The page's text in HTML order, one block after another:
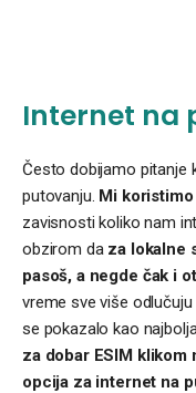
Internet na
Često dobijamo pitanje
putovanju. Mi
zavisnosti koliko nam
obzirom da za lokalne
pasoš, a negde čak i
vreme sve više
se pokazalo kao
za dobar ESIM klikom
opcija za internet na